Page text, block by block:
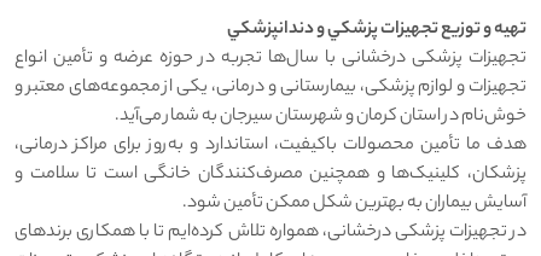
تهيه و توزيع تجهيزات پزشکي و دندانپزشکي
تجهیزات پزشکی درخشانی با سال‌ها تجربه در حوزه عرضه و تأمین انواع
تجهیزات و لوازم پزشکی، بیمارستانی و درمانی، یکی از مجموعه‌های معتبر و
خوش‌نام در استان کرمان و شهرستان سیرجان به شمار می‌آید.
هدف ما تأمین محصولات باکیفیت، استاندارد و به‌روز برای مراکز درمانی،
پزشکان، کلینیک‌ها و همچنین مصرف‌کنندگان خانگی است تا سلامت و
آسایش بیماران به بهترین شکل ممکن تأمین شود.
در تجهیزات پزشکی درخشانی، همواره تلاش کرده‌ایم تا با همکاری برندهای